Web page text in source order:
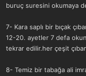
buruç suresini okumaya
7- Kara saplı bir bıçak
12-20. ayetler 7 defa
tekrar edilir.her çeşit
8- Temiz bir tabağa ali